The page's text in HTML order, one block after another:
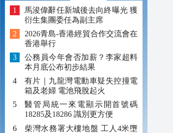
馬浚偉辭任新城後去向終曝光 獲
衍生集團委任為副主席
2026青島-香港經貿合作交流會在
香港舉行
公務員今年會否加薪？李家超料
本月底公布初步結果
有片｜九龍灣電動車疑失控撞電
箱及老婦 電池飛脫起火
醫管局統一來電顯示開首號碼
18285及18286 識別更方便
柴灣水務署大樓地盤 工人4米墮